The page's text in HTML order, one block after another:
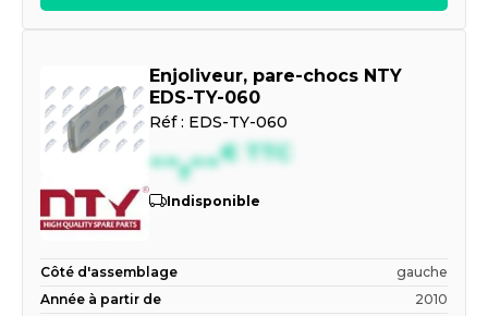
Enjoliveur, pare-chocs NTY
EDS-TY-060
Réf : EDS-TY-060
--,--€ TTC
Indisponible
Côté d'assemblage
gauche
Année à partir de
2010